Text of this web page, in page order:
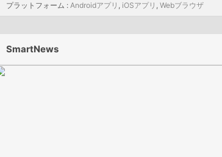
プラットフォーム : Androidアプリ , iOSアプリ , Webブラウザ
SmartNews